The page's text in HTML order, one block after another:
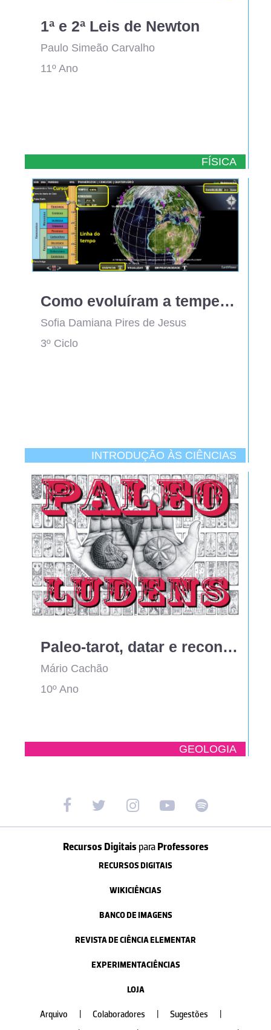
1ª e 2ª Leis de Newton
Paulo Simeão Carvalho
11º Ano
FÍSICA
Como evoluíram a temperatura, o dióxido de carbono e o dioxigénio atmosféricos e a radiação solar ao longo do tempo geológico? - guião de exploração da aplicação Earth Viewer®
Sofia Damiana Pires de Jesus
3º Ciclo
INTRODUÇÃO ÀS CIÊNCIAS
Paleo-tarot, datar e reconstituir o passado através dos fósseis...
Mário Cachão
10º Ano
GEOLOGIA
Recursos Digitais paraProfessores
RECURSOS DIGITAIS
WIKICIÊNCIAS
BANCO DE IMAGENS
REVISTA DE CIÊNCIA ELEMENTAR
EXPERIMENTACIÊNCIAS
LOJA
Arquivo Colaboradores Sugestões